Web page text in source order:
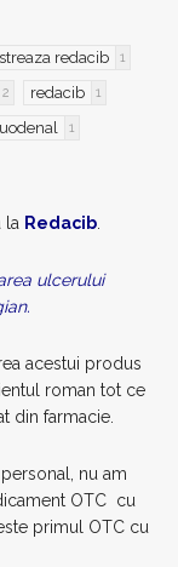
redacib 1
2 redacib 1
1
la Redacib
ulcerului
acestui produs
roman tot ce
din farmacie.
nu am
OTC cu
primul OTC cu